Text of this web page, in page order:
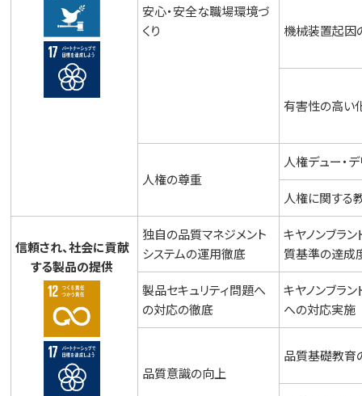
安心・安全な職場環境づ
くり
機械装置起因
有害性の高い
人権の尊重
人権デュー・
人権に関する
信頼され、社会に貢献
する製品の提供
独自の品質マネジメント
システムの運用徹底
キヤノンブラ
質基準の達成
製品セキュリティ問題へ
の対応の徹底
キヤノンブラ
への対応実施
品質意識の向上
品質基礎教育